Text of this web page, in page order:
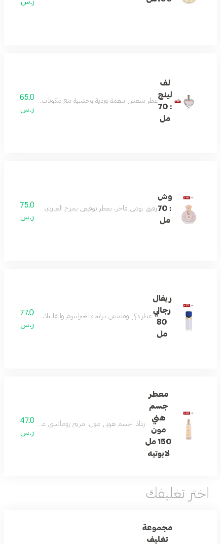
لف
لينج
: 70
مل
عطر منعش بنغمة وردية وخشبية مع مكونات علوية من65.0
ر.س
وش
: 70
مل
رفيق يومي فاخر، بعطر توقيعي يمزج الغاردينيا واليوسفي
75.0
ر.س
ريفال
رجالي
80
مل
عطر ذكي ومنعش برائحة الجيرانيوم والفانيلا، مع
77.0
ر.س
معطر
جسم
هني
مون
150 مل
لابوتيه
رذاذ الجسم هوني مون: مزيج رومانسي من البرغموت،
47.0
ر.س
اختر تغليفك
مجموعة
تغليف